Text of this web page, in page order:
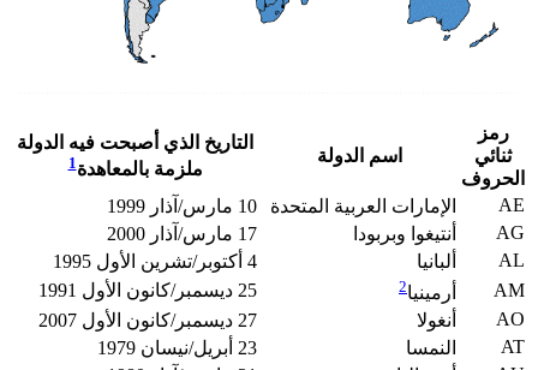
رمز
ثنائي
الحروف
اسم الدولة
التاريخ الذي أصبحت فيه الدولة
ملزمة بالمعاهدة1
AE الإمارات العربية المتحدة
10 مارس/آذار 1999
AG
أنتيغوا وبربودا
17 مارس/آذار 2000
AL
ألبانيا
4 أكتوبر/تشرين الأول 1995
AM
أرمينيا2
25 ديسمبر/كانون الأول 1991
AO
أنغولا
27 ديسمبر/كانون الأول 2007
AT
النمسا
23 أبريل/نيسان 1979